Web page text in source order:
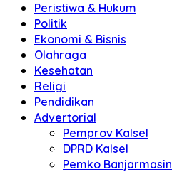
Peristiwa & Hukum
Politik
Ekonomi & Bisnis
Olahraga
Kesehatan
Religi
Pendidikan
Advertorial
Pemprov Kalsel
DPRD Kalsel
Pemko Banjarmasin